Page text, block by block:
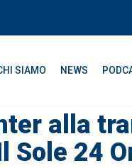
SIAMO NEWS
alla
Sole 24